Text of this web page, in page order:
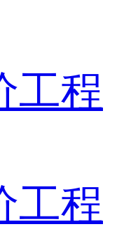
工程
工程